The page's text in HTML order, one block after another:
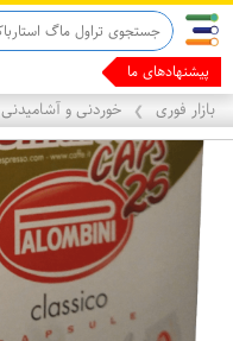
پیشنهادهای ما رو ب
بازار فوری ❯ خوردنی و آشامیدنی